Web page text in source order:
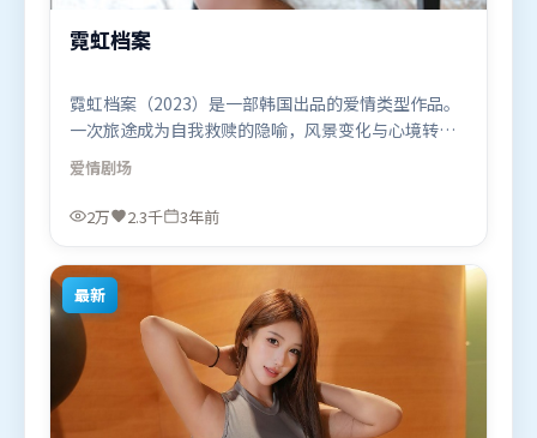
霓虹档案
霓虹档案（2023）是一部韩国出品的爱情类型作品。
一次旅途成为自我救赎的隐喻，风景变化与心境转折
彼此呼应。视听风格统一而富有实验感，配乐与画面
情绪贴合。由郭帆执导，杨幂、胡歌、张译，朱一
龙、肖战等联袂出演。影片于2023年1月26日（韩
观看。
爱情剧场
2万 2.3千 3年前
最新